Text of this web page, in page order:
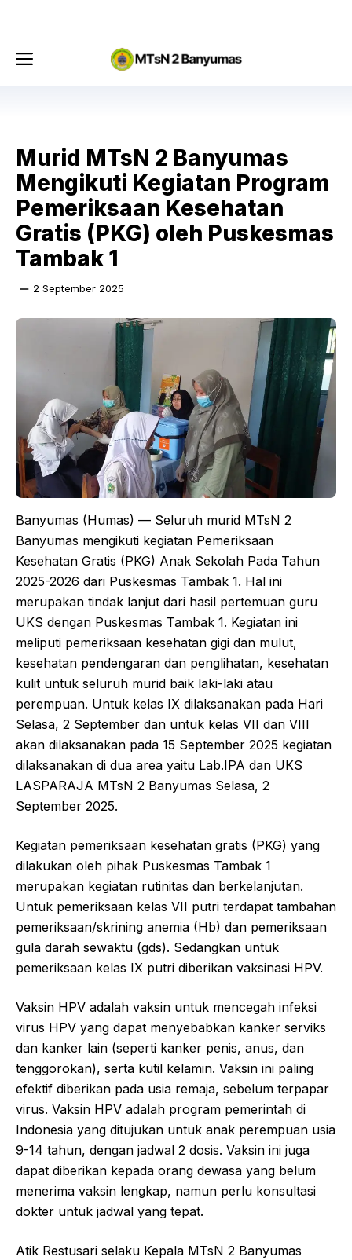
Menu
Murid MTsN 2 Banyumas
Mengikuti Kegiatan Program
Pemeriksaan Kesehatan
Gratis (PKG) oleh Puskesmas
Tambak 1
2 September 2025
Banyumas (Humas) — Seluruh murid MTsN 2
Banyumas mengikuti kegiatan Pemeriksaan
Kesehatan Gratis (PKG) Anak Sekolah Pada Tahun
2025-2026 dari Puskesmas Tambak 1. Hal ini
merupakan tindak lanjut dari hasil pertemuan guru
UKS dengan Puskesmas Tambak 1. Kegiatan ini
meliputi pemeriksaan kesehatan gigi dan mulut,
kesehatan pendengaran dan penglihatan, kesehatan
kulit untuk seluruh murid baik laki-laki atau
perempuan. Untuk kelas IX dilaksanakan pada Hari
Selasa, 2 September dan untuk kelas VII dan VIII
akan dilaksanakan pada 15 September 2025 kegiatan
dilaksanakan di dua area yaitu Lab.IPA dan UKS
LASPARAJA MTsN 2 Banyumas Selasa, 2
September 2025.
Kegiatan pemeriksaan kesehatan gratis (PKG) yang
dilakukan oleh pihak Puskesmas Tambak 1
merupakan kegiatan rutinitas dan berkelanjutan.
Untuk pemeriksaan kelas VII putri terdapat tambahan
pemeriksaan/skrining anemia (Hb) dan pemeriksaan
gula darah sewaktu (gds). Sedangkan untuk
pemeriksaan kelas IX putri diberikan vaksinasi HPV.
Vaksin HPV adalah vaksin untuk mencegah infeksi
virus HPV yang dapat menyebabkan kanker serviks
dan kanker lain (seperti kanker penis, anus, dan
tenggorokan), serta kutil kelamin. Vaksin ini paling
efektif diberikan pada usia remaja, sebelum terpapar
virus. Vaksin HPV adalah program pemerintah di
Indonesia yang ditujukan untuk anak perempuan usia
9-14 tahun, dengan jadwal 2 dosis. Vaksin ini juga
dapat diberikan kepada orang dewasa yang belum
menerima vaksin lengkap, namun perlu konsultasi
dokter untuk jadwal yang tepat.
Atik Restusari selaku Kepala MTsN 2 Banyumas